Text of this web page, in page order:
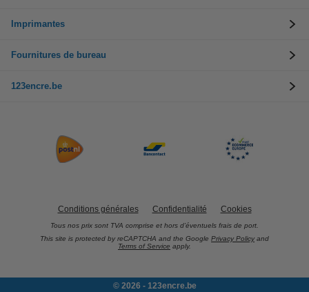
Imprimantes
Fournitures de bureau
123encre.be
Conditions générales Confidentialité Cookies
Tous nos prix sont TVA comprise et hors d’éventuels frais de port.
This site is protected by reCAPTCHA and the Google Privacy Policy and
Terms of Service apply.
© 2026 - 123encre.be